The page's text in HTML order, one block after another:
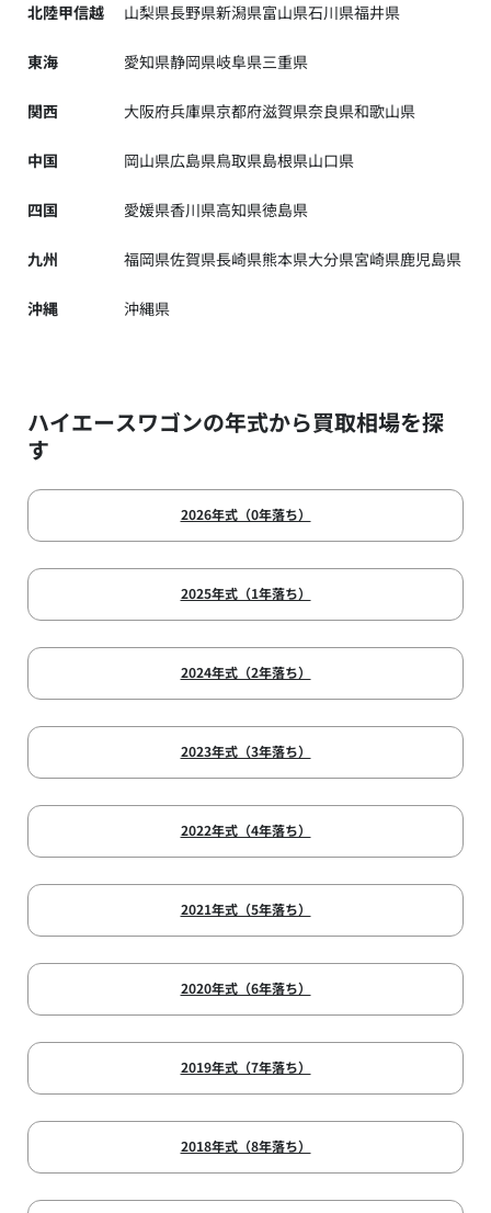
北陸甲信越 山梨県長野県新潟県富山県石川県福井県
東海 愛知県静岡県岐阜県三重県
関西 大阪府兵庫県京都府滋賀県奈良県和歌山県
中国 岡山県広島県鳥取県島根県山口県
四国 愛媛県香川県高知県徳島県
九州 福岡県佐賀県長崎県熊本県大分県宮崎県鹿児島県
沖縄 沖縄県
ハイエースワゴンの年式から買取相場を探
す
2026年式（0年落ち）
2025年式（1年落ち）
2024年式（2年落ち）
2023年式（3年落ち）
2022年式（4年落ち）
2021年式（5年落ち）
2020年式（6年落ち）
2019年式（7年落ち）
2018年式（8年落ち）